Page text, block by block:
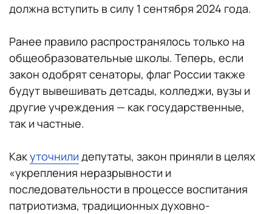
должна вступить в силу 1 сентября 2024 года.
Ранее правило распространялось только на
общеобразовательные школы. Теперь, если
закон одобрят сенаторы, флаг России также
будут вывешивать детсады, колледжи, вузы и
другие учреждения — как государственные,
так и частные.
Какуточнили депутаты, закон приняли в целях
«укрепления неразрывности и
последовательности в процессе воспитания
патриотизма, традиционных духовно-